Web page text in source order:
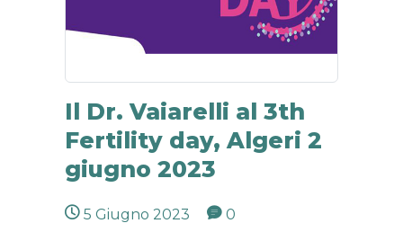
Il Dr. Vaiarelli al 3th
Fertility day, Algeri 2
giugno 2023
5 Giugno 2023 0